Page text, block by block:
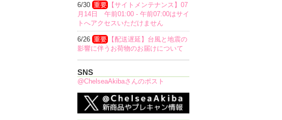
6/30 重要
【サイトメンテナンス】07
月14日 午前01:00 - 午前07:00はサイ
トへアクセスいただけません
6/26 重要
【配送遅延】台風と地震の
影響に伴うお荷物のお届けについて
SNS
@ChelseaAkibaさんのポスト